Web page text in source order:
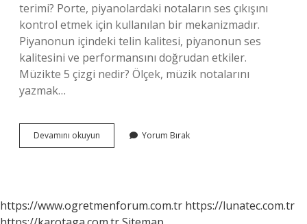
terimi? Porte, piyanolardaki notaların ses çıkışını
kontrol etmek için kullanılan bir mekanizmadır.
Piyanonun içindeki telin kalitesi, piyanonun ses
kalitesini ve performansını doğrudan etkiler.
Müzikte 5 çizgi nedir? Ölçek, müzik notalarını
yazmak…
Devamını okuyun
Ne
Yorum Bırak
https://www.ogretmenforum.com.tr https://lunatec.com.tr